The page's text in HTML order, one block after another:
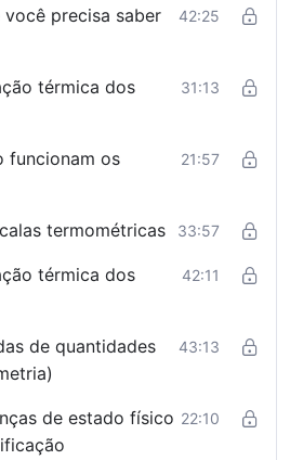
você precisa saber
42:25
térmica dos
31:13
funcionam os
21:57
termométricas 33:57
térmica dos
42:11
de quantidades
43:13
de estado físico 22:10